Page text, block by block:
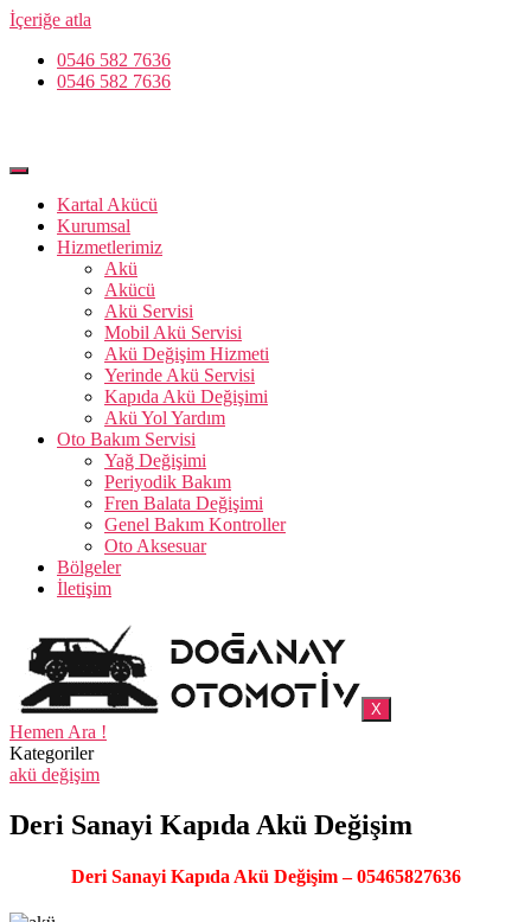
İçeriğe atla
0546 582 7636
0546 582 7636
Kartal Akücü
Kurumsal
Hizmetlerimiz
Akü
Akücü
Akü Servisi
Mobil Akü Servisi
Akü Değişim Hizmeti
Yerinde Akü Servisi
Kapıda Akü Değişimi
Akü Yol Yardım
Oto Bakım Servisi
Yağ Değişimi
Periyodik Bakım
Fren Balata Değişimi
Genel Bakım Kontroller
Oto Aksesuar
Bölgeler
İletişim
X
Hemen Ara !
Kategoriler
akü değişim
Deri Sanayi Kapıda Akü Değişim
Deri Sanayi Kapıda Akü Değişim – 05465827636